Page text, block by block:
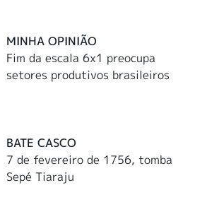
MINHA OPINIÃO
Fim da escala 6x1 preocupa
setores produtivos brasileiros
BATE CASCO
7 de fevereiro de 1756, tomba
Sepé Tiaraju